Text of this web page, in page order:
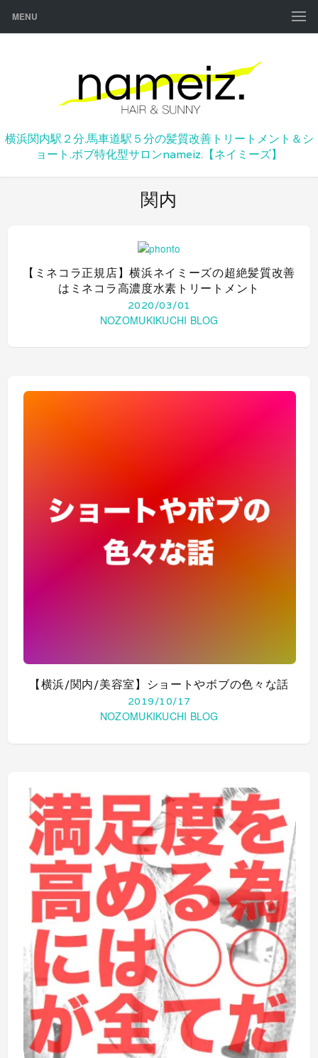
MENU
横浜関内駅２分.馬車道駅５分の髪質改善トリートメント＆シ
ョート.ボブ特化型サロンnameiz.【ネイミーズ】
関内
【ミネコラ正規店】横浜ネイミーズの超絶髪質改善
はミネコラ高濃度水素トリートメント
2020/03/01
NOZOMUKIKUCHI BLOG
【横浜/関内/美容室】ショートやボブの色々な話
2019/10/17
NOZOMUKIKUCHI BLOG